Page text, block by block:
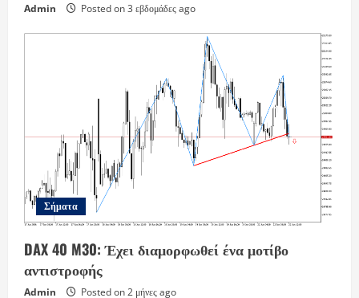
Admin Posted on 3 εβδομάδες ago
Σήματα
DAX 40 M30: Έχει διαμορφωθεί ένα μοτίβο
αντιστροφής
Admin Posted on 2 μήνες ago